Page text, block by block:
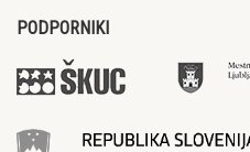
PODPORNIKI